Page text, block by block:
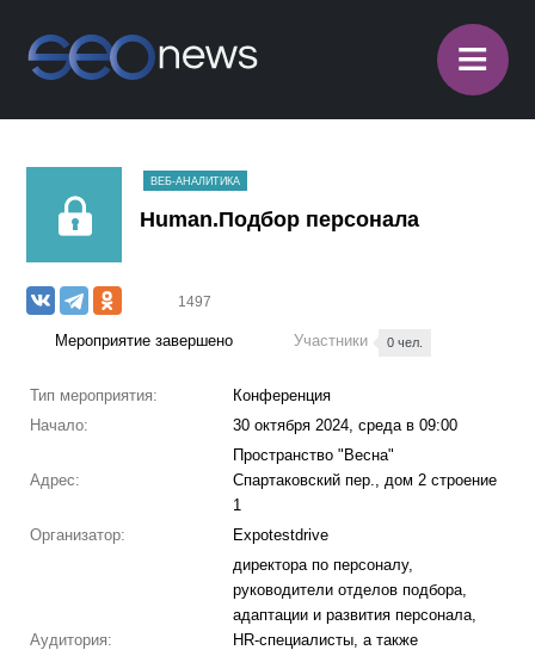
≡
ВЕБ-АНАЛИТИКА
Human.Подбор персонала
1497
Мероприятие завершено Участники 0 чел.
Тип мероприятия:
Конференция
Начало:
30 октября 2024, среда в 09:00
Адрес:
Пространство "Весна"
Спартаковский пер., дом 2 строение
1
Организатор:
Expotestdrive
Аудитория:
директора по персоналу,
руководители отделов подбора,
адаптации и развития персонала,
HR-специалисты, а также